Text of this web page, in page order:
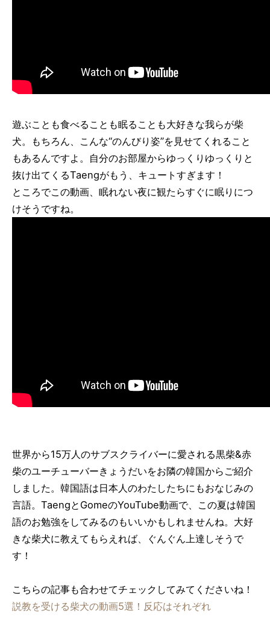
遊ぶことも食べることも眠ることも大好きな我らが柴
犬。もちろん、こんな“のんびり姿”を見せてくれること
もあるんですよ。自分のお部屋からゆっくりゆっくりと
抜け出てくるTaengがもう、キュートすぎます！
ところでこの動画、眠れない夜に観たらすぐに眠りにつ
けそうですね。
世界から15万人のサブスクライバーに愛される黒柴&赤
柴のユーチューバーきょうだいをお隣の韓国からご紹介
しました。韓国語は日本人のわたしたちにもおなじみの
言語。TaengとGomeのYouTube動画で、この夏は韓国
語のお勉強をしてみるのもいいかもしれませんね。大好
きな柴犬に教えてもらえれば、ぐんぐん上達しそうで
す！
こちらの記事も合わせてチェックしてみてくださいね！
説教を受ける柴犬の動画5選！反応はそれぞれ